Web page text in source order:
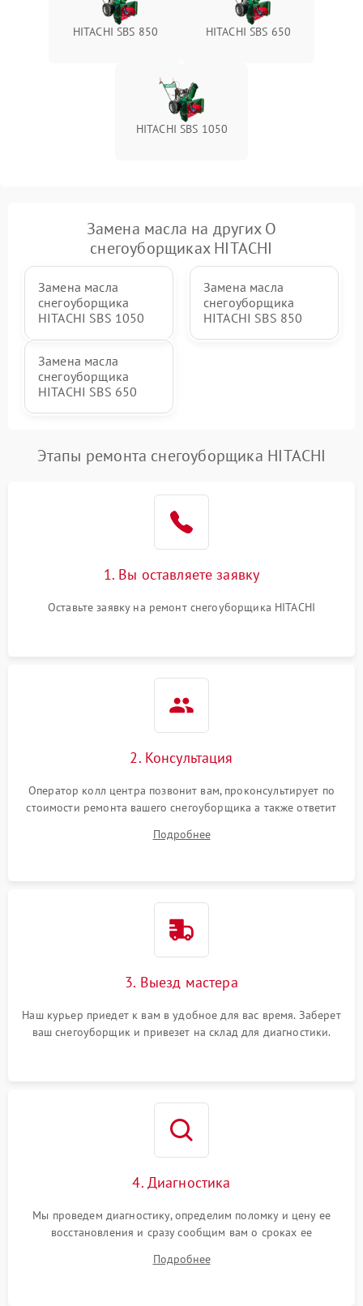
Повреждение троса
Подробнее →
1000 ₽
Неисправность системы
регулировки высоты
1000 ₽ Подробнее →
HITACHI SBS 850 HITACHI SBS 650
HITACHI SBS 1050
Замена масла на других О
снегоуборщиках HITACHI
Замена масла
снегоуборщика
HITACHI SBS 1050
Замена масла
снегоуборщика
HITACHI SBS 850
Замена масла
снегоуборщика
HITACHI SBS 650
Этапы ремонта снегоуборщика HITACHI
1. Вы оставляете заявку
Оставьте заявку на ремонт снегоуборщика HITACHI
2. Консультация
Оператор колл центра позвонит вам, проконсультирует по
стоимости ремонта вашего снегоуборщика а также ответит
Подробнее
3. Выезд мастера
Наш курьер приедет к вам в удобное для вас время. Заберет
ваш снегоуборщик и привезет на склад для диагностики.
4. Диагностика
Мы проведем диагностику, определим поломку и цену ее
восстановления и сразу сообщим вам о сроках ее
Подробнее